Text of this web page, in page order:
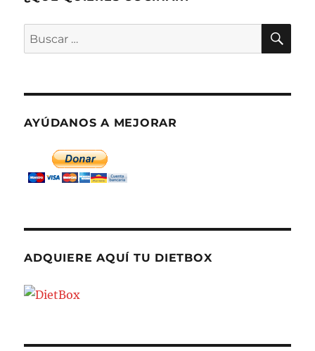
Buscar
por:
AYÚDANOS A MEJORAR
ADQUIERE AQUÍ TU DIETBOX